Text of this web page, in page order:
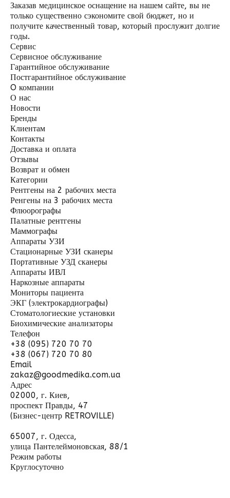
Заказав медицинское оснащение на нашем сайте, вы не
только существенно сэкономите свой бюджет, но и
получите качественный товар, который прослужит долгие
годы.
Сервис
Сервисное обслуживание
Гарантийное обслуживание
Постгарантийное обслуживание
O компании
О нас
Новости
Бренды
Клиентам
Контакты
Доставка и оплата
Отзывы
Возврат и обмен
Категории
Рентгены на 2 рабочих места
Ренгены на 3 рабочих места
Флюорографы
Палатные рентгены
Маммографы
Аппараты УЗИ
Стационарные УЗИ сканеры
Портативные УЗД сканеры
Аппараты ИВЛ
Наркозные аппараты
Мониторы пациента
ЭКГ (электрокардиографы)
Стоматологиеские установки
Биохимические анализаторы
Телефон
+38 (095) 720 70 70
+38 (067) 720 70 80
Email
zakaz@goodmedika.com.ua
Адрес
02000, г. Киев,
проспект Правды, 47
(Бизнес-центр RETROVILLE)
65007, г. Одесса,
улица Пантелеймоновская, 88/1
Режим работы
Круглосуточно